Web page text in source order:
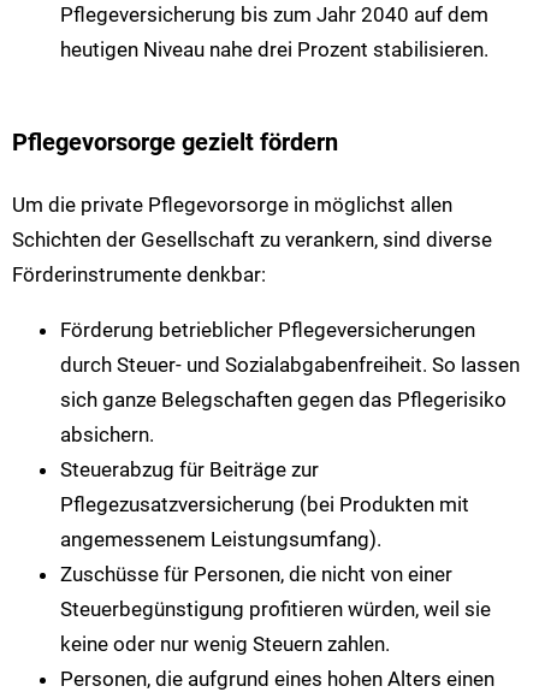
Pflegeversicherung bis zum Jahr 2040 auf dem
heutigen Niveau nahe drei Prozent stabilisieren.
Pflegevorsorge gezielt fördern
Um die private Pflegevorsorge in möglichst allen
Schichten der Gesellschaft zu verankern, sind diverse
Förderinstrumente denkbar:
Förderung betrieblicher Pflegeversicherungen
durch Steuer- und Sozialabgabenfreiheit. So lassen
sich ganze Belegschaften gegen das Pflegerisiko
absichern.
Steuerabzug für Beiträge zur
Pflegezusatzversicherung (bei Produkten mit
angemessenem Leistungsumfang).
Zuschüsse für Personen, die nicht von einer
Steuerbegünstigung profitieren würden, weil sie
keine oder nur wenig Steuern zahlen.
Personen, die aufgrund eines hohen Alters einen